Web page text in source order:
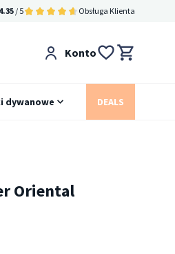
4.35 / 5 Obsługa Klienta
Konto
dywanowe DEALS
Oriental